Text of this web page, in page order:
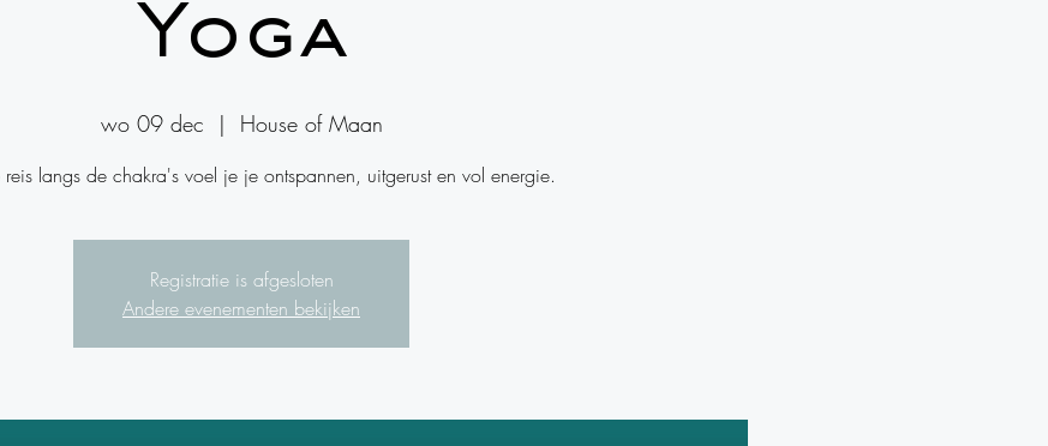
Yoga
wo 09 dec
  |
House of Maan
Registratie is afgesloten
Andere evenementen bekijken